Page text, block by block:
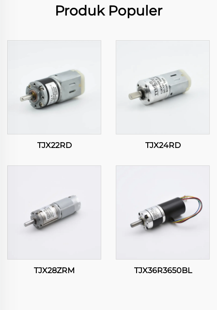
Produk Populer
TJX22RD TJX24RD
TJX28ZRM TJX36R3650BL